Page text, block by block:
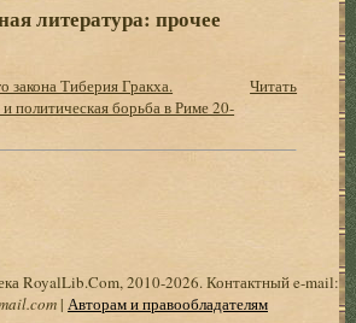
литература: прочее
закона Тиберия Гракха.
политическая борьба в Риме 20-
Читать
RoyalLib.Com, 2010-2026. Контактный e-mail:
| Авторам и правообладателям